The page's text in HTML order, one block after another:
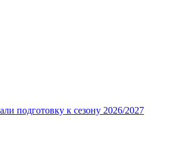
подготовку к сезону 2026/2027